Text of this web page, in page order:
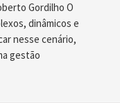
Gordilho O
dinâmicos e
nesse cenário,
gestão